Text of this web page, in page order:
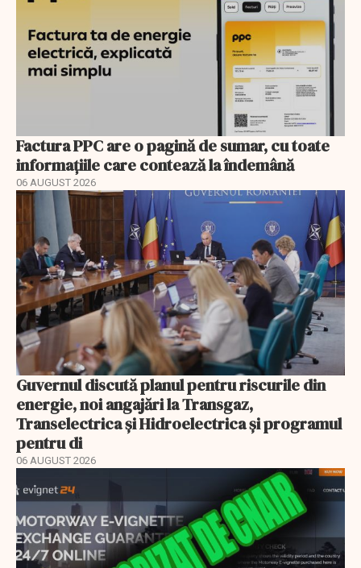
Factura PPC are o pagină de sumar, cu toate
informațiile care contează la îndemână
06 AUGUST 2026
Guvernul discută planul pentru riscurile din
energie, noi angajări la Transgaz,
Transelectrica și Hidroelectrica și programul
pentru di
06 AUGUST 2026